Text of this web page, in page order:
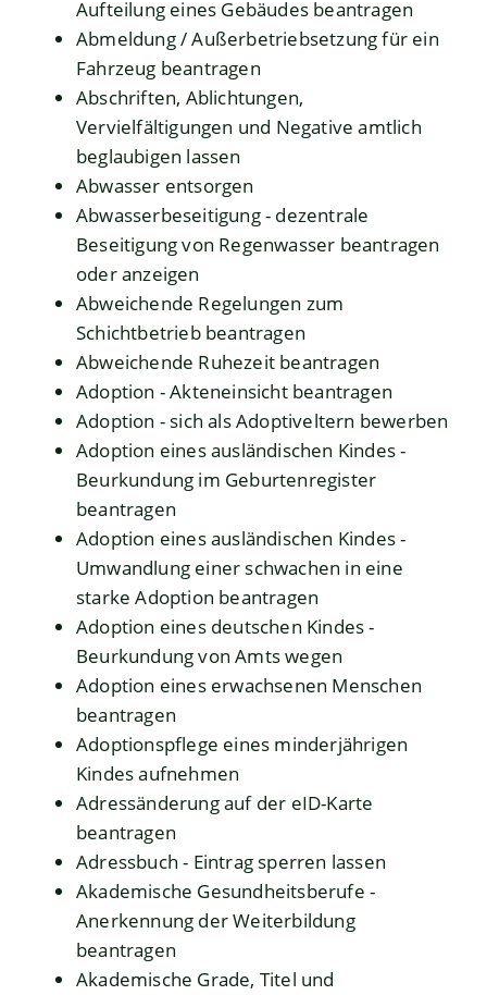
Aufteilung eines Gebäudes beantragen
Abmeldung / Außerbetriebsetzung für ein
Fahrzeug beantragen
Abschriften, Ablichtungen,
Vervielfältigungen und Negative amtlich
beglaubigen lassen
Abwasser entsorgen
Abwasserbeseitigung - dezentrale
Beseitigung von Regenwasser beantragen
oder anzeigen
Abweichende Regelungen zum
Schichtbetrieb beantragen
Abweichende Ruhezeit beantragen
Adoption - Akteneinsicht beantragen
Adoption - sich als Adoptiveltern bewerben
Adoption eines ausländischen Kindes -
Beurkundung im Geburtenregister
beantragen
Adoption eines ausländischen Kindes -
Umwandlung einer schwachen in eine
starke Adoption beantragen
Adoption eines deutschen Kindes -
Beurkundung von Amts wegen
Adoption eines erwachsenen Menschen
beantragen
Adoptionspflege eines minderjährigen
Kindes aufnehmen
Adressänderung auf der eID-Karte
beantragen
Adressbuch - Eintrag sperren lassen
Akademische Gesundheitsberufe -
Anerkennung der Weiterbildung
beantragen
Akademische Grade, Titel und